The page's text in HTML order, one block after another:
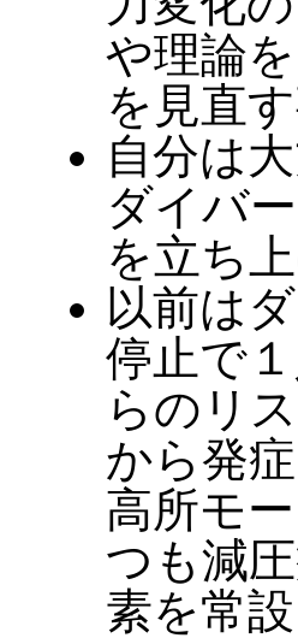
や理論
を見直す
自分は
ダイバ
を立ち
以前は
停止で
らのリ
から発
高所モ
つも減
素を常